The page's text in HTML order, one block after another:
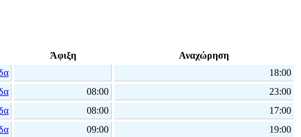
Άφιξη
Αναχώρηση
18:00
08:00
23:00
08:00
17:00
09:00
19:00